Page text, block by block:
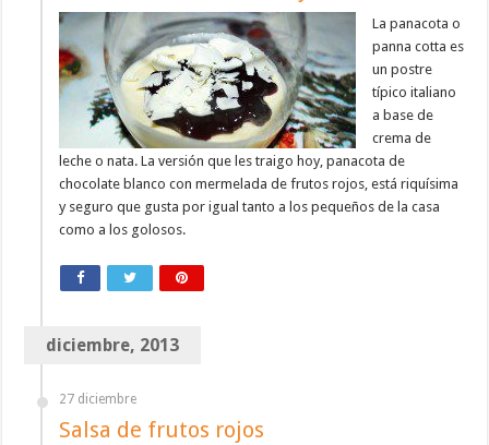
La panacota o
panna cotta es
un postre
típico italiano
a base de
crema de
leche o nata. La versión que les traigo hoy, panacota de
chocolate blanco con mermelada de frutos rojos, está riquísima
y seguro que gusta por igual tanto a los pequeños de la casa
como a los golosos.
diciembre, 2013
27 diciembre
Salsa de frutos rojos